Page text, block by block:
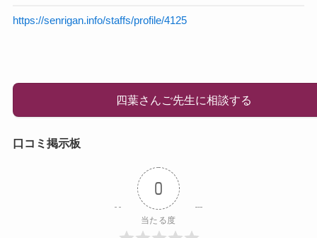
https://senrigan.info/staffs/profile/4125
四葉さんご先生に相談する
口コミ掲示板
0
当たる度